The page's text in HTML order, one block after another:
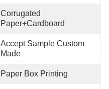
Corrugated
Paper+cardboard
Accept Sample Custom
Made
Paper Box Printing